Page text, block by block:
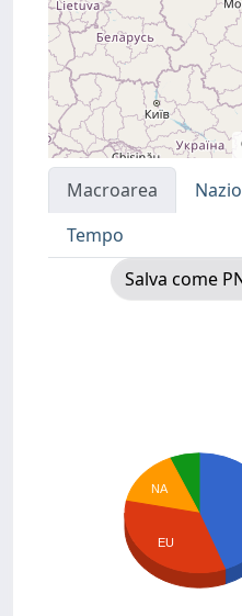
Macroarea
Tempo
Salva come
NA
EU